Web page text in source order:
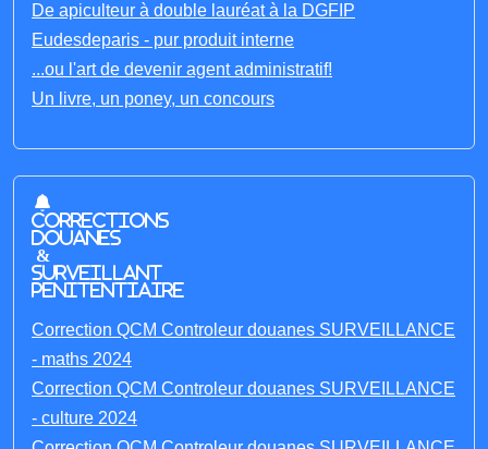
De apiculteur à double lauréat à la DGFIP
Eudesdeparis - pur produit interne
...ou l'art de devenir agent administratif!
Un livre, un poney, un concours
Corrections
Douanes
&
Surveillant
penitentiaire
Correction QCM Controleur douanes SURVEILLANCE
- maths 2024
Correction QCM Controleur douanes SURVEILLANCE
- culture 2024